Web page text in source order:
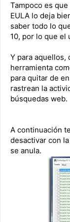
Tampoco es
EULA lo deja
saber todo lo
10, por lo que el
Y para aquellos,
herramienta
para quitar de
rastrean la
búsquedas web.
A continuación
desactivar con
se anula.